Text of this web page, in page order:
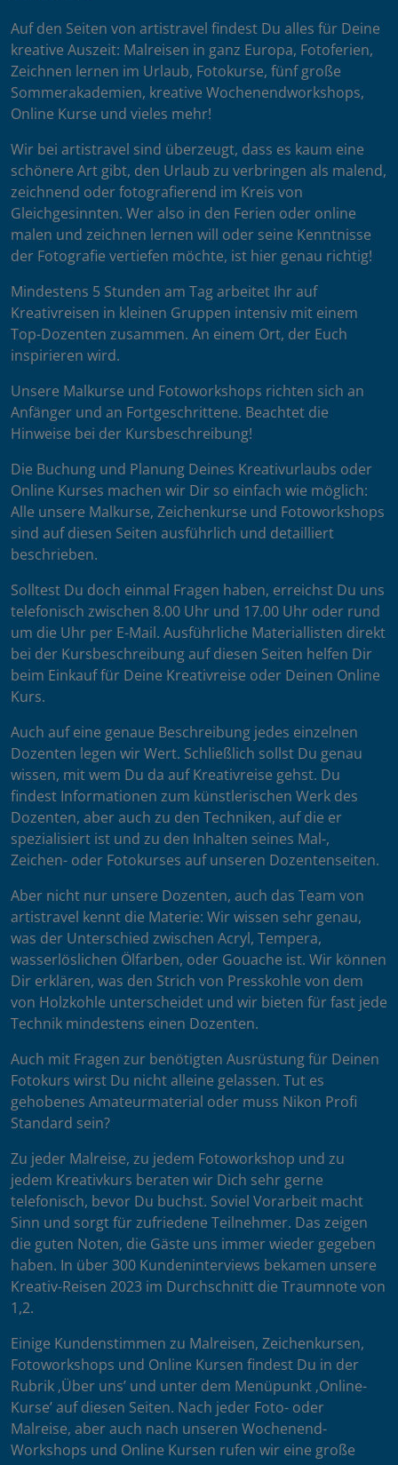
Auf den Seiten von artistravel findest Du alles für Deine
kreative Auszeit: Malreisen in ganz Europa, Fotoferien,
Zeichnen lernen im Urlaub, Fotokurse, fünf große
Sommerakademien, kreative Wochenendworkshops,
Online Kurse und vieles mehr!
Wir bei artistravel sind überzeugt, dass es kaum eine
schönere Art gibt, den Urlaub zu verbringen als malend,
zeichnend oder fotografierend im Kreis von
Gleichgesinnten. Wer also in den Ferien oder online
malen und zeichnen lernen will oder seine Kenntnisse
der Fotografie vertiefen möchte, ist hier genau richtig!
Mindestens 5 Stunden am Tag arbeitet Ihr auf
Kreativreisen in kleinen Gruppen intensiv mit einem
Top-Dozenten zusammen. An einem Ort, der Euch
inspirieren wird.
Unsere Malkurse und Fotoworkshops richten sich an
Anfänger und an Fortgeschrittene. Beachtet die
Hinweise bei der Kursbeschreibung!
Die Buchung und Planung Deines Kreativurlaubs oder
Online Kurses machen wir Dir so einfach wie möglich:
Alle unsere Malkurse, Zeichenkurse und Fotoworkshops
sind auf diesen Seiten ausführlich und detailliert
beschrieben.
Solltest Du doch einmal Fragen haben, erreichst Du uns
telefonisch zwischen 8.00 Uhr und 17.00 Uhr oder rund
um die Uhr per E-Mail. Ausführliche Materiallisten direkt
bei der Kursbeschreibung auf diesen Seiten helfen Dir
beim Einkauf für Deine Kreativreise oder Deinen Online
Kurs.
Auch auf eine genaue Beschreibung jedes einzelnen
Dozenten legen wir Wert. Schließlich sollst Du genau
wissen, mit wem Du da auf Kreativreise gehst. Du
findest Informationen zum künstlerischen Werk des
Dozenten, aber auch zu den Techniken, auf die er
spezialisiert ist und zu den Inhalten seines Mal-,
Zeichen- oder Fotokurses auf unseren Dozentenseiten.
Aber nicht nur unsere Dozenten, auch das Team von
artistravel kennt die Materie: Wir wissen sehr genau,
was der Unterschied zwischen Acryl, Tempera,
wasserlöslichen Ölfarben, oder Gouache ist. Wir können
Dir erklären, was den Strich von Presskohle von dem
von Holzkohle unterscheidet und wir bieten für fast jede
Technik mindestens einen Dozenten.
Auch mit Fragen zur benötigten Ausrüstung für Deinen
Fotokurs wirst Du nicht alleine gelassen. Tut es
gehobenes Amateurmaterial oder muss Nikon Profi
Standard sein?
Zu jeder Malreise, zu jedem Fotoworkshop und zu
jedem Kreativkurs beraten wir Dich sehr gerne
telefonisch, bevor Du buchst. Soviel Vorarbeit macht
Sinn und sorgt für zufriedene Teilnehmer. Das zeigen
die guten Noten, die Gäste uns immer wieder gegeben
haben. In über 300 Kundeninterviews bekamen unsere
Kreativ-Reisen 2023 im Durchschnitt die Traumnote von
1,2.
Einige Kundenstimmen zu Malreisen, Zeichenkursen,
Fotoworkshops und Online Kursen findest Du in der
Rubrik ‚Über uns’ und unter dem Menüpunkt ‚Online-
Kurse’ auf diesen Seiten. Nach jeder Foto- oder
Malreise, aber auch nach unseren Wochenend-
Workshops und Online Kursen rufen wir eine große